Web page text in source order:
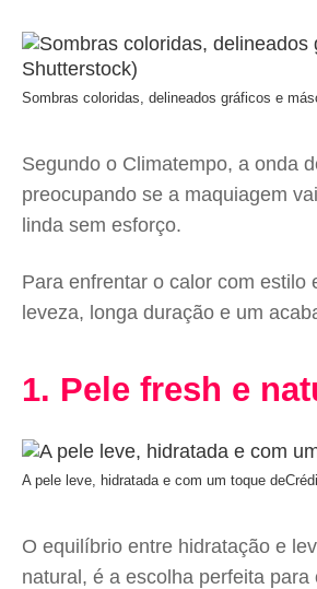
Sombras coloridas, delineados gráficos e
Segundo o Climatempo, a onda
preocupando se a maquiagem
linda sem esforço.
Para enfrentar o calor com
leveza, longa duração e um
1. Pele fresh e
A pele leve, hidratada e com um toque de
O equilíbrio entre hidratação e
natural, é a escolha perfeita